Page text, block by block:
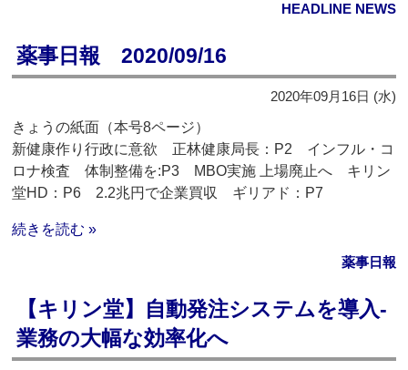
HEADLINE NEWS
薬事日報 2020/09/16
2020年09月16日 (水)
きょうの紙面（本号8ページ）
新健康作り行政に意欲 正林健康局長：P2 インフル・コ
ロナ検査 体制整備を:P3 MBO実施 上場廃止へ キリン
堂HD：P6 2.2兆円で企業買収 ギリアド：P7
続きを読む »
薬事日報
【キリン堂】自動発注システムを導入‐
業務の大幅な効率化へ